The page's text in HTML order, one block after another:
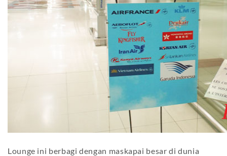
Lounge ini berbagi dengan maskapai besar di dunia